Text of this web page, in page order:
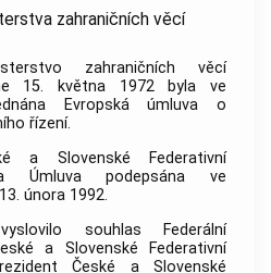
zahraničních věcí
zahraničních věcí
15. května 1972 byla ve
Evropská úmluva o
řízení.
a Slovenské Federativní
Úmluva podepsána ve
února 1992.
souhlas Federální
a Slovenské Federativní
České a Slovenské